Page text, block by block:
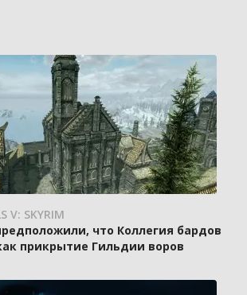
V: SKYRIM
что Коллегия бардов
прикрытие Гильдии воров